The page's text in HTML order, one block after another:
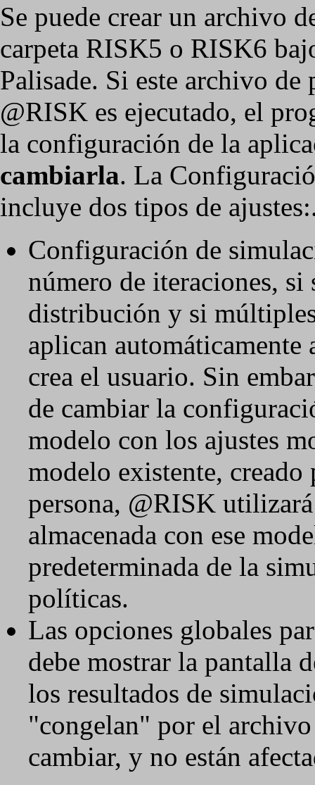
Se puede crear un archivo
carpeta RISK5 o RISK6
Palisade. Si este archivo de
@RISK es ejecutado, el
la configuración de la
cambiarla. La
incluye dos tipos de
Configuración de
número de iteraciones, si
distribución y si
aplican
crea el usuario. Sin
de cambiar la
modelo con los ajustes
modelo existente,
persona, @RISK
almacenada con ese
predeterminada de la
políticas.
Las opciones globales
debe mostrar la pantalla
los resultados de
"congelan" por el
cambiar, y no están